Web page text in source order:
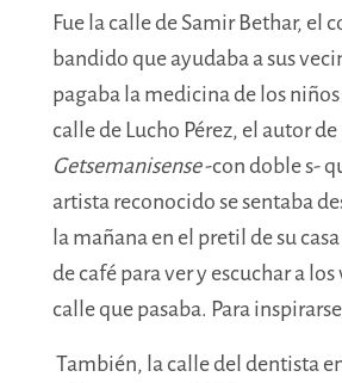
Fue la calle de Samir Bethar, el
bandido que ayudaba a sus
pagaba la medicina de los
calle de Lucho Pérez, el autor de
Getsemanisense-con doble s-
artista reconocido se sentaba
la mañana en el pretil de su
de café para ver y escuchar a
calle que pasaba. Para
También, la calle del dentista